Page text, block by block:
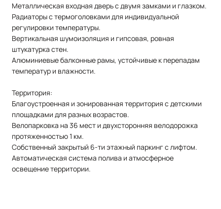
Металлическая входная дверь с двумя замками и глазком.
Радиаторы с термоголовками для индивидуальной
регулировки температуры.
Вертикальная шумоизоляция и гипсовая, ровная
штукатурка стен.
Алюминиевые балконные рамы, устойчивые к перепадам
температур и влажности.
Территория:
Благоустроенная и зонированная территория с детскими
площадками для разных возрастов.
Велопарковка на 36 мест и двухсторонняя велодорожка
протяженностью 1 км.
Собственный закрытый 6-ти этажный паркинг с лифтом.
Автоматическая система полива и атмосферное
освещение территории.